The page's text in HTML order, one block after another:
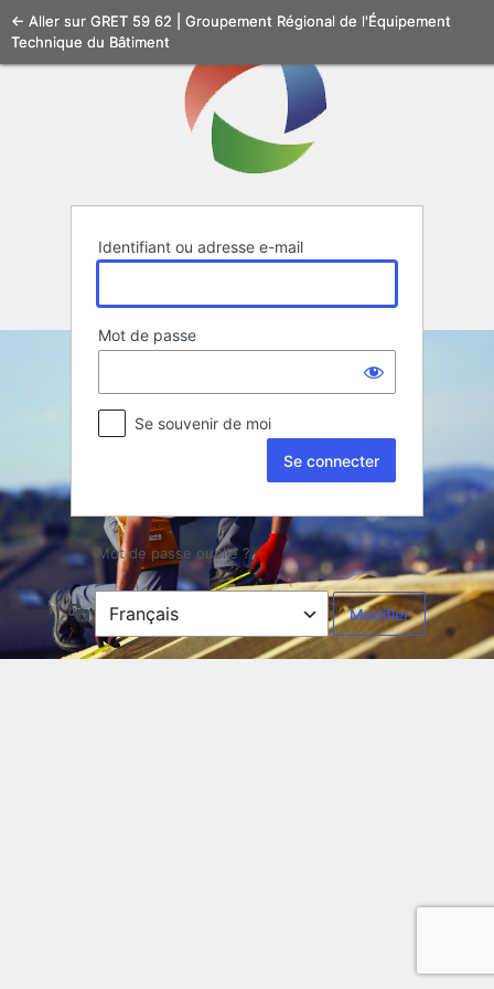
Se
connecter
Identifiant ou adresse e-mail
Mot de passe
Se souvenir de moi
Mot de passe oublié ?
← Aller sur GRET 59 62 | Groupement Régional de l'Équipement
Technique du Bâtiment
Langue